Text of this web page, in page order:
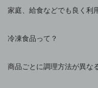
家庭、給食などでも良く利
冷凍食品って？
商品ごとに調理方法が異な